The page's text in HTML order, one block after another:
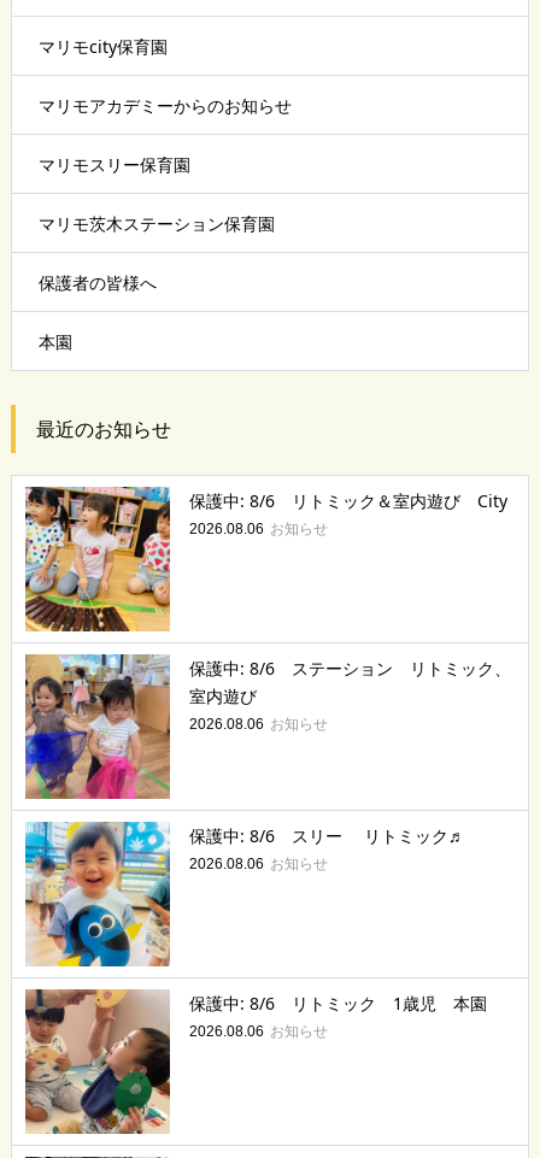
マリモcity保育園
マリモアカデミーからのお知らせ
マリモスリー保育園
マリモ茨木ステーション保育園
保護者の皆様へ
本園
最近のお知らせ
保護中: 8/6 リトミック＆室内遊び City
2026.08.06 お知らせ
保護中: 8/6 ステーション リトミック、
室内遊び
2026.08.06 お知らせ
保護中: 8/6 スリー リトミック♬
2026.08.06 お知らせ
保護中: 8/6 リトミック 1歳児 本園
2026.08.06 お知らせ